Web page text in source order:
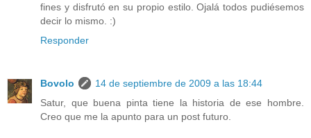
fines y disfrutó en su propio estilo. Ojalá todos pudiésemos
decir lo mismo. :)
Responder
Bovolo
14 de septiembre de 2009 a las 18:44
Satur, que buena pinta tiene la historia de ese hombre.
Creo que me la apunto para un post futuro.